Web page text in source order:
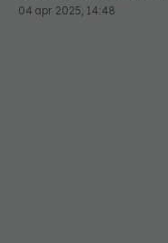
04 apr 2025, 14:48